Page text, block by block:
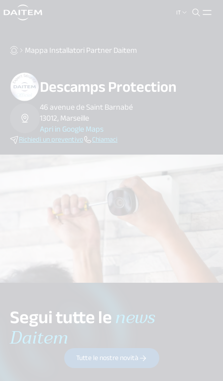
IT
search.label
Mappa Installatori Partner Daitem
Descamps Protection
46 avenue de Saint Barnabé
13012, Marseille
Apri in Google Maps
Richiedi un preventivo Chiamaci
Segui tutte lenews
Daitem
Tutte le nostre novità